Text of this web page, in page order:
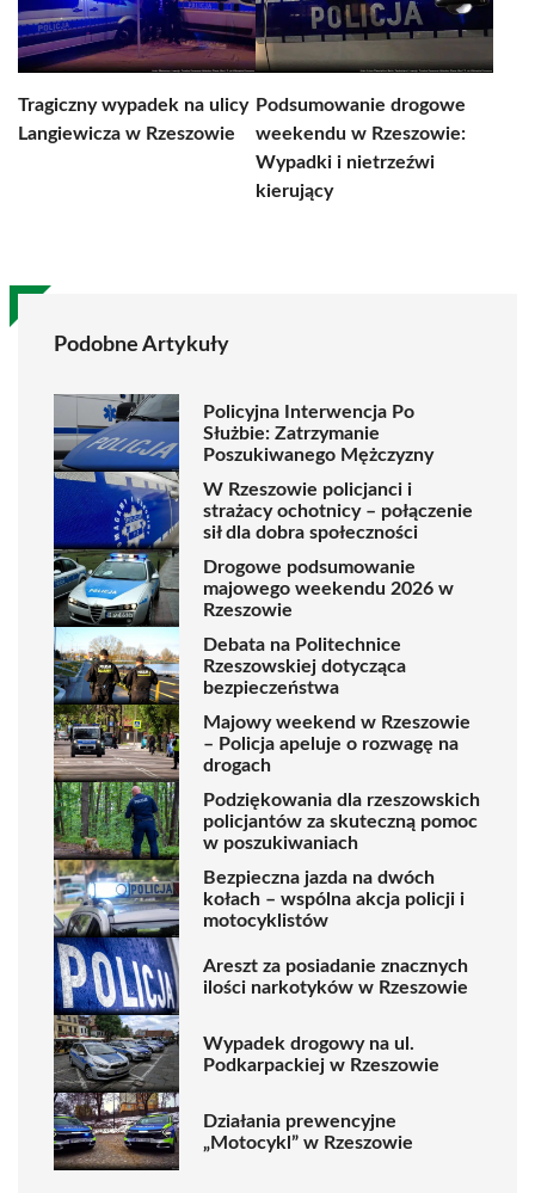
Tragiczny wypadek na ulicy
Langiewicza w Rzeszowie
Podsumowanie drogowe
weekendu w Rzeszowie:
Wypadki i nietrzeźwi
kierujący
Podobne Artykuły
Policyjna Interwencja Po
Służbie: Zatrzymanie
Poszukiwanego Mężczyzny
W Rzeszowie policjanci i
strażacy ochotnicy – połączenie
sił dla dobra społeczności
Drogowe podsumowanie
majowego weekendu 2026 w
Rzeszowie
Debata na Politechnice
Rzeszowskiej dotycząca
bezpieczeństwa
Majowy weekend w Rzeszowie
– Policja apeluje o rozwagę na
drogach
Podziękowania dla rzeszowskich
policjantów za skuteczną pomoc
w poszukiwaniach
Bezpieczna jazda na dwóch
kołach – wspólna akcja policji i
motocyklistów
Areszt za posiadanie znacznych
ilości narkotyków w Rzeszowie
Wypadek drogowy na ul.
Podkarpackiej w Rzeszowie
Działania prewencyjne
„Motocykl” w Rzeszowie